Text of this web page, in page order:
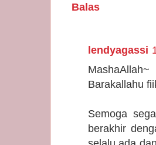
Balas
lendyagassi
MashaAllah~
Barakallahu
Semoga
berakhir